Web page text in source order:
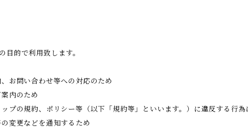
目的で利用致します。
お問い合わせ等への対応のため
内のため
プの規約、ポリシー等（以下「規約等」といいます。）に違反する行
変更などを通知するため